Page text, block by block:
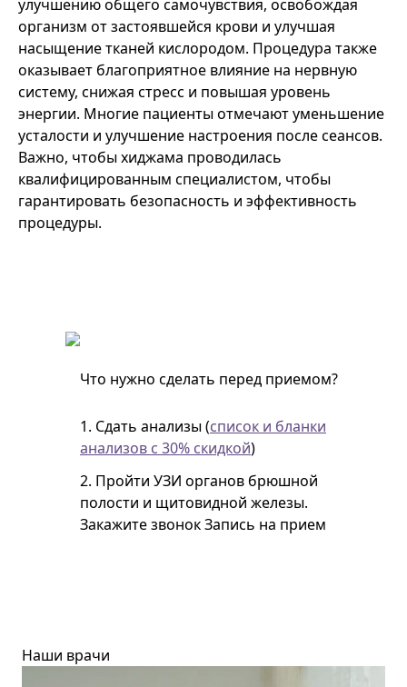
улучшению общего самочувствия, освобождая
организм от застоявшейся крови и улучшая
насыщение тканей кислородом. Процедура также
оказывает благоприятное влияние на нервную
систему, снижая стресс и повышая уровень
энергии. Многие пациенты отмечают уменьшение
усталости и улучшение настроения после сеансов.
Важно, чтобы хиджама проводилась
квалифицированным специалистом, чтобы
гарантировать безопасность и эффективность
процедуры.
Что нужно сделать перед приемом?
1. Сдать анализы (список и бланки
анализов с 30% скидкой)
2. Пройти УЗИ органов брюшной
полости и щитовидной железы.
Закажите звонокЗапись на прием
Наши врачи